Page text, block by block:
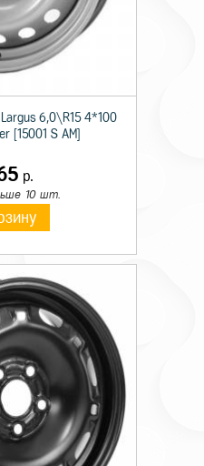
6,0\R15 4*100
[15001 S AM]
р.
10 шт.